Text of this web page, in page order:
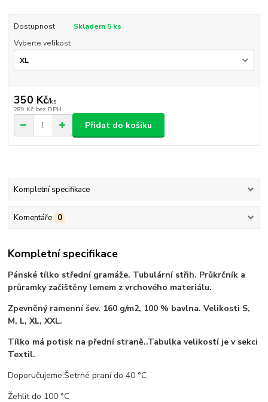
Dostupnost
Skladem 5 ks
Vyberte velikost
350 Kč/ks
289 Kč bez DPH
Přidat do košíku
Kompletní specifikace
Komentáře 0
Kompletní specifikace
Pánské tílko střední gramáže. Tubulární střih. Průkrčník a
průramky začištěny lemem z vrchového materiálu.
Zpevněný ramenní šev. 160 g/m2, 100 % bavlna. Velikosti S,
M, L, XL, XXL.
Tílko má potisk na přední straně..Tabulka velikostí je v sekci
Textil.
Doporučujeme:Šetrné praní do 40 °C
Žehlit do 100 °C